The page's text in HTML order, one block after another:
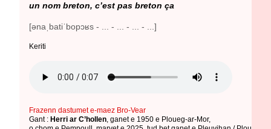
un nom breton, c’est pas breton ça
[ənaˌbatiˈbopɔʁs - ... - ... - ... - ...]
Keriti
Frazenn dastumet e-maez Bro-Vear
Gant : Herri ar C’hollen ganet e 1950 e Ploueg-ar-Mor,